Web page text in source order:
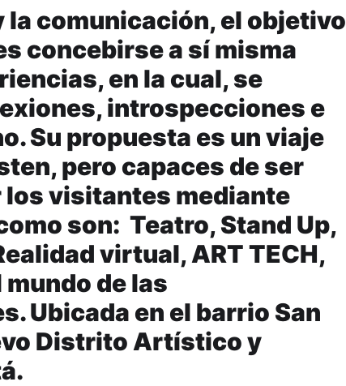
la comunicación, el objetivo
concebirse a sí misma
en la cual, se
introspecciones e
Su propuesta es un viaje
pero capaces de ser
visitantes mediante
son: Teatro, Stand Up,
virtual, ART TECH,
de las
Ubicada en el barrio San
Distrito Artístico y